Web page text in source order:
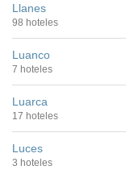
Llanes
98 hoteles
Luanco
7 hoteles
Luarca
17 hoteles
Luces
3 hoteles